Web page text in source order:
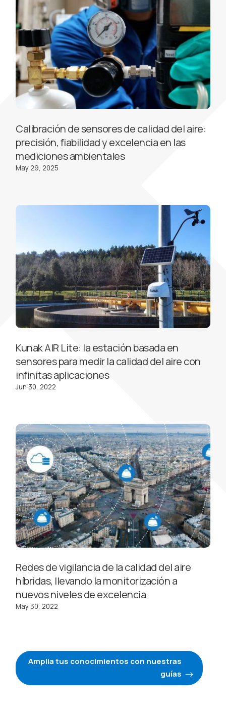
Calibración de sensores de calidad del aire:
precisión, fiabilidad y excelencia en las
mediciones ambientales
May 29, 2025
Kunak AIR Lite: la estación basada en
sensores para medir la calidad del aire con
infinitas aplicaciones
Jun 30, 2022
Redes de vigilancia de la calidad del aire
híbridas, llevando la monitorización a
nuevos niveles de excelencia
May 30, 2022
Amplia tus conocimientos con nuestras
guías